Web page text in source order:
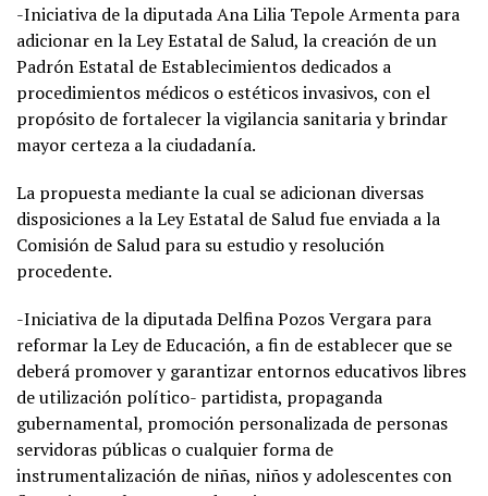
-Iniciativa de la diputada Ana Lilia Tepole Armenta para
adicionar en la Ley Estatal de Salud, la creación de un
Padrón Estatal de Establecimientos dedicados a
procedimientos médicos o estéticos invasivos, con el
propósito de fortalecer la vigilancia sanitaria y brindar
mayor certeza a la ciudadanía.
La propuesta mediante la cual se adicionan diversas
disposiciones a la Ley Estatal de Salud fue enviada a la
Comisión de Salud para su estudio y resolución
procedente.
-Iniciativa de la diputada Delfina Pozos Vergara para
reformar la Ley de Educación, a fin de establecer que se
deberá promover y garantizar entornos educativos libres
de utilización político- partidista, propaganda
gubernamental, promoción personalizada de personas
servidoras públicas o cualquier forma de
instrumentalización de niñas, niños y adolescentes con